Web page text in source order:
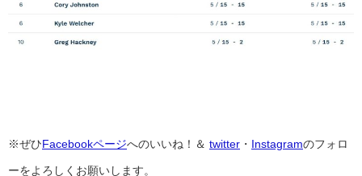
※ぜひFacebookページへのいいね！＆ twitter ・ Instagramのフォロ
ーをよろしくお願いします。